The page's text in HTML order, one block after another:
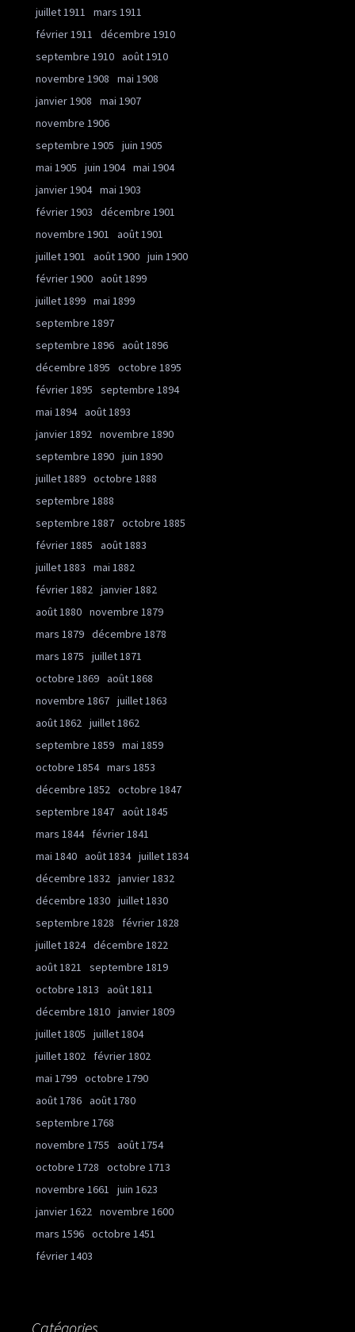
juillet 1911
mars 1911
février 1911
décembre 1910
septembre 1910 août 1910
novembre 1908
mai 1908
janvier 1908
mai 1907
novembre 1906
septembre 1905
juin 1905
mai 1905
juin 1904 mai 1904
janvier 1904 mai 1903
février 1903
décembre 1901
novembre 1901
août 1901
juillet 1901
août 1900 juin 1900
février 1900 août 1899
juillet 1899 mai 1899
septembre 1897
septembre 1896 août 1896
décembre 1895
octobre 1895
février 1895
septembre 1894
mai 1894 août 1893
janvier 1892 novembre 1890
septembre 1890 juin 1890
juillet 1889 octobre 1888
septembre 1888
septembre 1887 octobre 1885
février 1885
août 1883
juillet 1883
mai 1882
février 1882 janvier 1882
août 1880 novembre 1879
mars 1879 décembre 1878
mars 1875
juillet 1871
octobre 1869 août 1868
novembre 1867 juillet 1863
août 1862 juillet 1862
septembre 1859 mai 1859
octobre 1854 mars 1853
décembre 1852 octobre 1847
septembre 1847 août 1845
mars 1844
février 1841
mai 1840 août 1834 juillet 1834
décembre 1832 janvier 1832
décembre 1830 juillet 1830
septembre 1828
février 1828
juillet 1824 décembre 1822
août 1821
septembre 1819
octobre 1813
août 1811
décembre 1810 janvier 1809
juillet 1805
juillet 1804
juillet 1802
février 1802
mai 1799 octobre 1790
août 1786 août 1780
septembre 1768
novembre 1755
août 1754
octobre 1728
octobre 1713
novembre 1661
juin 1623
janvier 1622 novembre 1600
mars 1596 octobre 1451
février 1403
Catégories